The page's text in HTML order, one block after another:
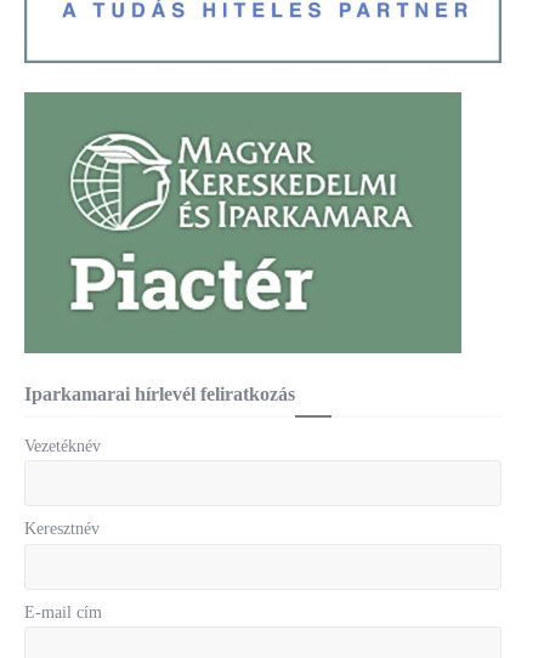
Iparkamarai hírlevél feliratkozás
Vezetéknév
Keresztnév
E-mail cím